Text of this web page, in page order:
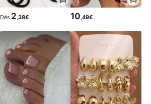
Dès 2 ,38€ 10 ,49€